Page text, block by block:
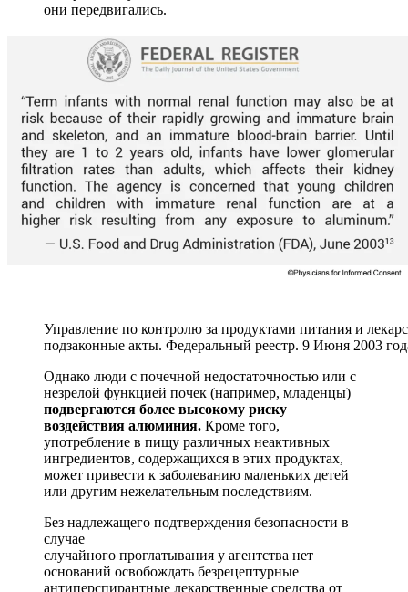
они передвигались.
Управление по контролю за продуктами питания и
подзаконные акты. Федеральный реестр. 9 Июня 2003
Однако люди с почечной недостаточностью или с
незрелой функцией почек (например, младенцы)
подвергаются более высокому риску
воздействия алюминия. Кроме того,
употребление в пищу различных неактивных
ингредиентов, содержащихся в этих продуктах,
может привести к заболеванию маленьких детей
или другим нежелательным последствиям.
Без надлежащего подтверждения безопасности в
случае
случайного проглатывания у агентства нет
оснований освобождать безрецептурные
антиперспирантные лекарственные средства от